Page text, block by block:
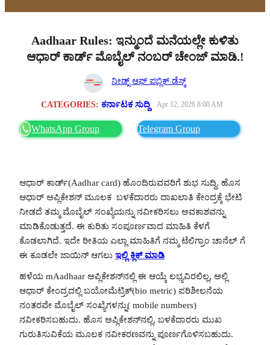
Aadhaar Rules: ಇನ್ಮುಂದೆ ಮನೆಯಲ್ಲೇ ಕುಳಿತು
ಆಧಾರ್ ಕಾರ್ಡ್ ಮೊಬೈಲ್ ನಂಬರ್ ಚೇಂಜ್ ಮಾಡಿ.!
ನೀಡ್ಸ್ ಆಫ್ ಪಬ್ಲಿಕ್ ಡೆಸ್ಕ್
CATEGORIES: ಕರ್ನಾಟಕ ಸುದ್ದಿ Apr 12, 2026 8:00 AM
WhatsApp Group Telegram Group
ಆಧಾರ್ ಕಾರ್ಡ್(Aadhar card) ಹೊಂದಿರುವವರಿಗೆ ಶುಭ ಸುದ್ದಿ. ಹೊಸ
ಆಧಾರ್ ಅಪ್ಲಿಕೇಶನ್ ಮೂಲಕ ಬಳಕೆದಾರರು ದಾಖಲಾತಿ ಕೇಂದ್ರಕ್ಕೆ ಭೇಟಿ
ನೀಡದೆ ತಮ್ಮ ಮೊಬೈಲ್ ಸಂಖ್ಯೆಯನ್ನು ನವೀಕರಿಸಲು ಅವಕಾಶವನ್ನು
ಮಾಡಿಕೊಡುತ್ತದೆ. ಈ ಕುರಿತು ಸಂಪೂರ್ಣವಾದ ಮಾಹಿತಿ ಕೆಳಗೆ
ಕೊಡಲಾಗಿದೆ. ಇದೇ ರೀತಿಯ ಎಲ್ಲಾ ಮಾಹಿತಿಗೆ ನಮ್ಮ ಟೆಲಿಗ್ರಾಂ ಚಾನೆಲ್ ಗೆ
ಈ ಕೂಡಲೇ ಜಾಯಿನ್ ಆಗಲು ಇಲ್ಲಿ ಕ್ಲಿಕ್ ಮಾಡಿ
ಹಳೆಯ mAadhaar ಅಪ್ಲಿಕೇಶನ್‌ನಲ್ಲಿ ಈ ಆಯ್ಕೆ ಲಭ್ಯವಿರಲಿಲ್ಲ, ಅಲ್ಲಿ
ಆಧಾರ್ ಕೇಂದ್ರದಲ್ಲಿ ಬಯೋಮೆಟ್ರಿಕ್(bio metric) ಪರಿಶೀಲನೆಯ
ನಂತರವೇ ಮೊಬೈಲ್ ಸಂಖ್ಯೆಗಳನ್ನು( mobile numbers)
ನವೀಕರಿಸಬಹುದು. ಹೊಸ ಅಪ್ಲಿಕೇಶನ್‌ನಲ್ಲಿ, ಬಳಕೆದಾರರು ಮುಖ
ಗುರುತಿಸುವಿಕೆಯ ಮೂಲಕ ನವೀಕರಣವನ್ನು ಪೂರ್ಣಗೊಳಿಸಬಹುದು.